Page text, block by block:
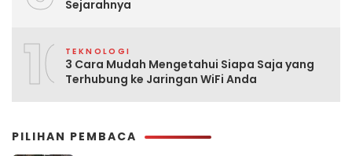
Sejarahnya
10TEKNOLOGI
3 Cara Mudah Mengetahui Siapa Saja yang
Terhubung ke Jaringan WiFi Anda
PILIHAN PEMBACA